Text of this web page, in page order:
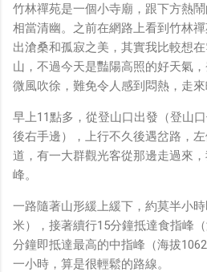
竹林禪苑是一個小寺廟，跟下方熱
相當清幽。之前在網路上看到竹林
出滄桑和孤寂之美，其實我比較想
山，不過今天是豔陽高照的好天氣
微風吹徐，難免令人感到悶熱，走來
早上11點多，從登山口出發（登山
後右手邊），上行不久後遇岔路，
道，有一大群觀光客從那邊走過來
峰。
一路隨著山形緩上緩下，約莫半小
米），接著續行15分鐘抵達食指峰
分鐘即抵達最高的中指峰（海拔
一小時，算是很輕鬆的路線。